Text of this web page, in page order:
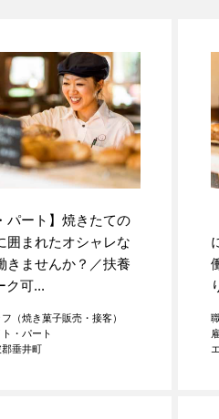
パート】焼きたての
囲まれたオシャレな
きませんか？／扶養
ク可...
（焼き菓子販売・接客）
・パート
垂井町